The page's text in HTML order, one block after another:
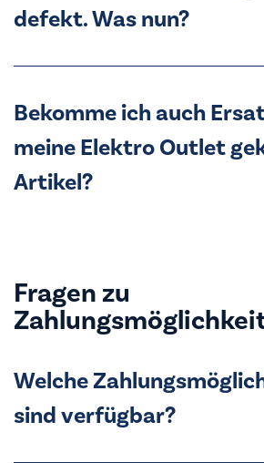
defekt. Was nun?
Bekomme ich auch
meine Elektro Outlet
Artikel?
Fragen zu
Welche
sind verfügbar?